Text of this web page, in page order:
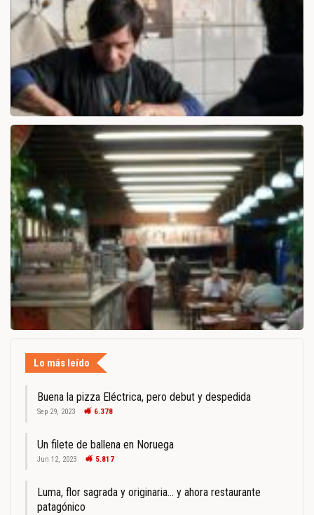
Lo más leído
Buena la pizza Eléctrica, pero debut y despedida
Sep 29, 2023 6.378
Un filete de ballena en Noruega
Jun 12, 2023 5.817
Luma, flor sagrada y originaria… y ahora restaurante
patagónico